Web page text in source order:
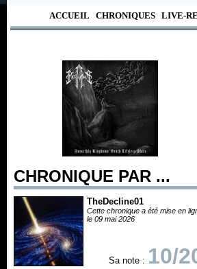
ACCUEIL CHRONIQUES LIVE-
CHRONIQUE PAR ...
TheDecline01
Cette chronique a été mise en
le 09 mai 2026
Sa note : 10/